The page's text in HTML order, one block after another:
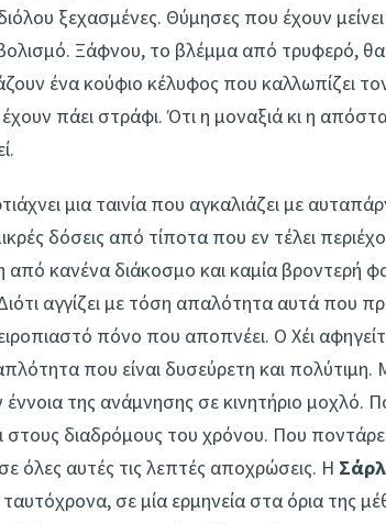
ξεχασμένες. Θύμησες που έχουν
Ξάφνου, το βλέμμα από τρυφερό, θα
ένα κούφιο κέλυφος που καλλωπίζει
πάει στράφι. Ότι η μοναξιά κι η
μια ταινία που αγκαλιάζει με
δόσεις από τίποτα που εν τέλει
από κανένα διάκοσμο και καμία βροντερή
αγγίζει με τόση απαλότητα αυτά που
πόνο που αποπνέει. Ο Χέι
που είναι δυσεύρετη και
έννοια της ανάμνησης σε κινητήριο μοχλό.
στους διαδρόμους του χρόνου. Που
όλες αυτές τις λεπτές αποχρώσεις. Η
σε μία ερμηνεία στα όρια της